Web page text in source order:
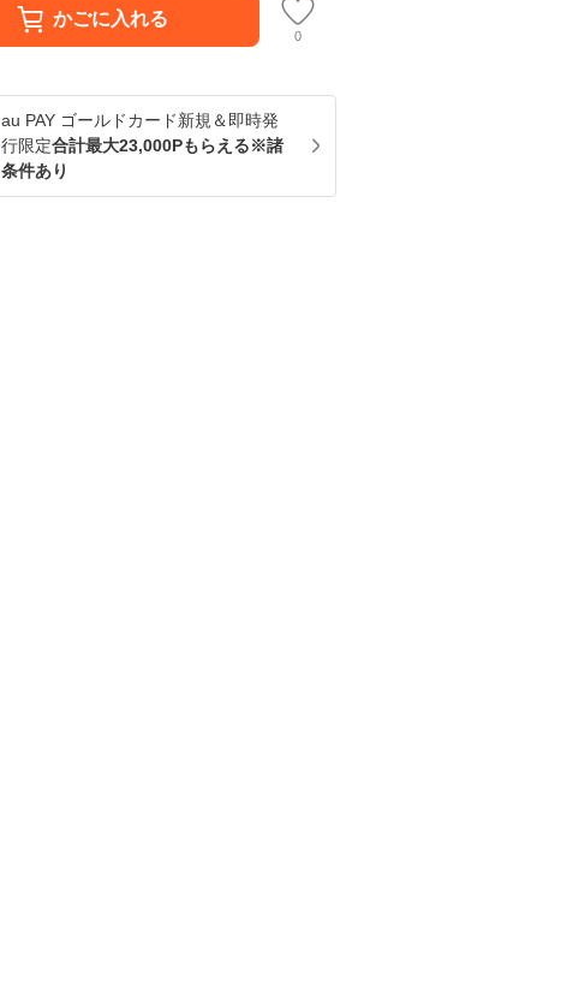
かごに入れる
0
au PAY ゴールドカード新規＆即時発
行限定合計最大23,000Pもらえる※諸
条件あり